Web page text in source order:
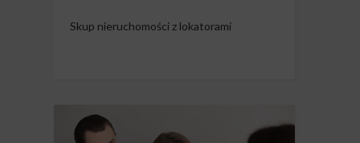
Skup nieruchomości z lokatorami